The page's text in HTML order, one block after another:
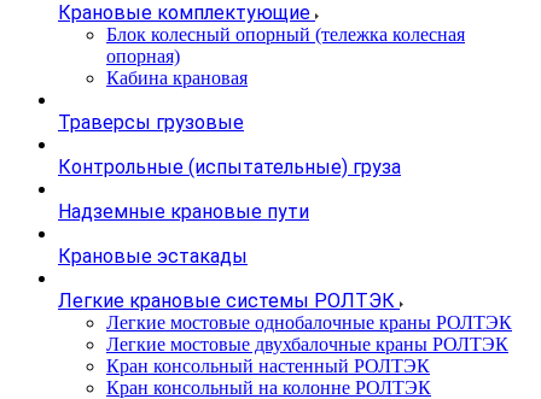
Крановые комплектующие
Блок колесный опорный (тележка колесная
опорная)
Кабина крановая
Траверсы грузовые
Контрольные (испытательные) груза
Надземные крановые пути
Крановые эстакады
Легкие крановые системы РОЛТЭК
Легкие мостовые однобалочные краны РОЛТЭК
Легкие мостовые двухбалочные краны РОЛТЭК
Кран консольный настенный РОЛТЭК
Кран консольный на колонне РОЛТЭК